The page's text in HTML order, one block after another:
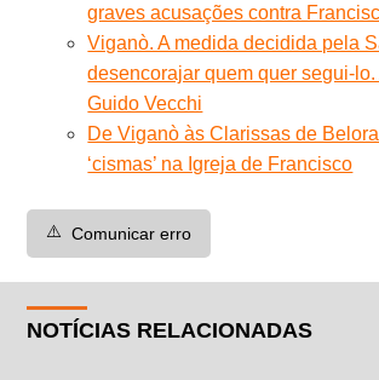
graves acusações contra
Viganò. A medida decidida pela
desencorajar quem quer segui-
Guido Vecchi
De Viganò às Clarissas de
‘cismas’ na Igreja de Francisco
⚠️ Comunicar erro
NOTÍCIAS RELACIONADAS